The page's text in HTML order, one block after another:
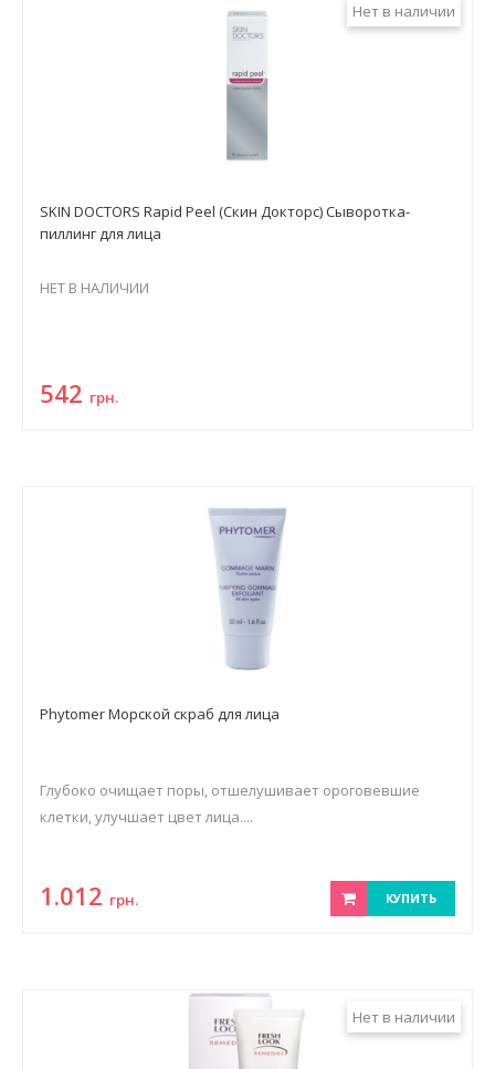
Нет в наличии
SKIN DOCTORS Rapid Peel (Скин Докторс) Сыворотка-
пиллинг для лица
НЕТ В НАЛИЧИИ
542 грн.
Phytomer Морской скраб для лица
Глубоко очищает поры, отшелушивает ороговевшие
клетки, улучшает цвет лица....
1.012 грн. КУПИТЬ
Нет в наличии